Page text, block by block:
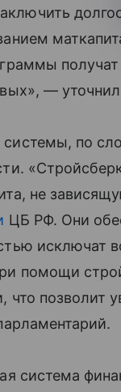
—
по
не
ЦБ РФ. Они
исключат
помощи
что позволит
система